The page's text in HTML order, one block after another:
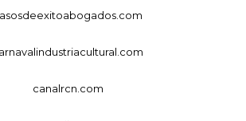
canalrcn.com